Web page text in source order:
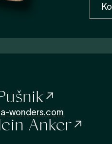
wonders.com
Anker